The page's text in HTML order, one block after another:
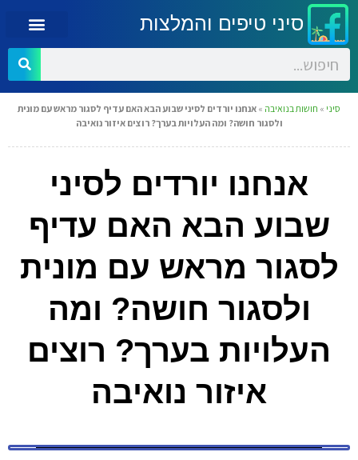
סיני טיפים והמלצות
סיני » חושות בנואיבה » אנחנו יורדים לסיני שבוע הבא האם עדיף לסגור מראש עם מונית
ולסגור חושה? ומה העלויות בערך? רוצים איזור נואיבה
אנחנו יורדים לסיני
שבוע הבא האם עדיף
לסגור מראש עם מונית
ולסגור חושה? ומה
העלויות בערך? רוצים
איזור נואיבה